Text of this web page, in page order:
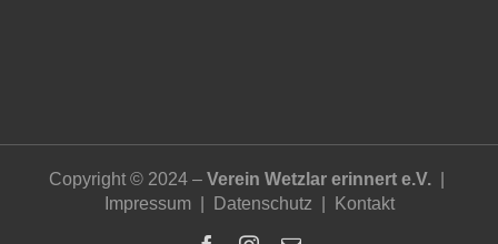
Copyright © 2024 – Verein Wetzlar erinnert e.V.
Impressum| Datenschutz Kontakt